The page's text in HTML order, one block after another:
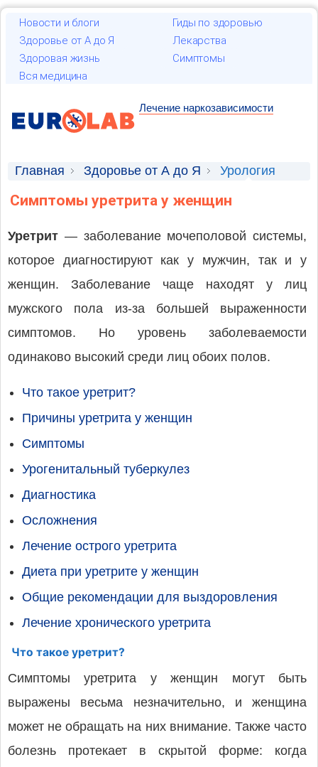
Новости и блоги
Гиды по здоровью
Здоровье от А до Я
Лекарства
Здоровая жизнь
Симптомы
Вся медицина
Лечение наркозависимости
Главная Здоровье от А до Я Урология
Симптомы уретрита у женщин
Уретрит — заболевание мочеполовой системы,
которое диагностируют как у мужчин, так и у
женщин. Заболевание чаще находят у лиц
мужского пола из-за большей выраженности
симптомов. Но уровень заболеваемости
одинаково высокий среди лиц обоих полов.
Что такое уретрит?
Причины уретрита у женщин
Симптомы
Урогенитальный туберкулез
Диагностика
Осложнения
Лечение острого уретрита
Диета при уретрите у женщин
Общие рекомендации для выздоровления
Лечение хронического уретрита
Что такое уретрит?
Симптомы уретрита у женщин могут быть
выражены весьма незначительно, и женщина
может не обращать на них внимание. Также часто
болезнь протекает в скрытой форме: когда